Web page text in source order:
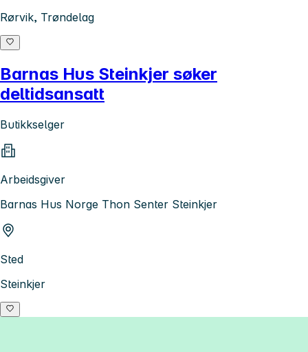
Rørvik, Trøndelag
Barnas Hus Steinkjer søker
deltidsansatt
Butikkselger
Arbeidsgiver
Barnas Hus Norge Thon Senter Steinkjer
Sted
Steinkjer